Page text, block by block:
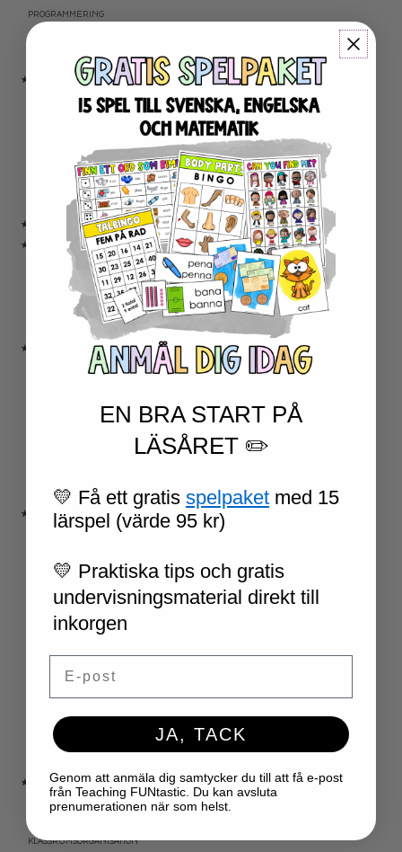
PROGRAMMERING
KARTLÄGGNING MATEMATIK
AKTIVITETSPAKET MATEMATIK
★ ENGELSKA
ENGELSKA LÄSNING
ENGELSKA ORD- OCH BEGREPP
ENGELSK GRAMATIK
ENGELSKA HÖGFREKVENTA ORD
ENGELSK MUNTLIGA FÄRDIGHET
★ UTOMHUSPEDAGOGIK
★ ANDRA ÄMNEN
SOCIALA FÄRDIGHETER
SAMHÄLLSKUNSKAP
NATURVETENSKAP
RELIGIONSKUNSKAP
★ SERIER
ESCAPE ROOMS
NIVÅINDELADE LÄSTEXTER
MATTESPIRALEN
★ SÄSONG OCH HÖGTIDER
100 SKOLDAGAR
SAMER
VM I FOTBOLL
NATIONALDAGEN 6 JUNI
TERMINSAVSLUT
SKOLSTART
FN-DAGEN
HALLOWEEN
★ LÄRARVERKTYG
KLASSRUMSDEKORATION
KLASSRUMSORGANISATION
EN BRA START PÅ
LÄSÅRET ✏️
💛 Få ett gratis spelpaket med 15
lärspel (värde 95 kr)
💛 Praktiska tips och gratis
undervisningsmaterial direkt till
inkorgen
JA, TACK
Genom att anmäla dig samtycker du till att få e-post
från Teaching FUNtastic. Du kan avsluta
prenumerationen när som helst.